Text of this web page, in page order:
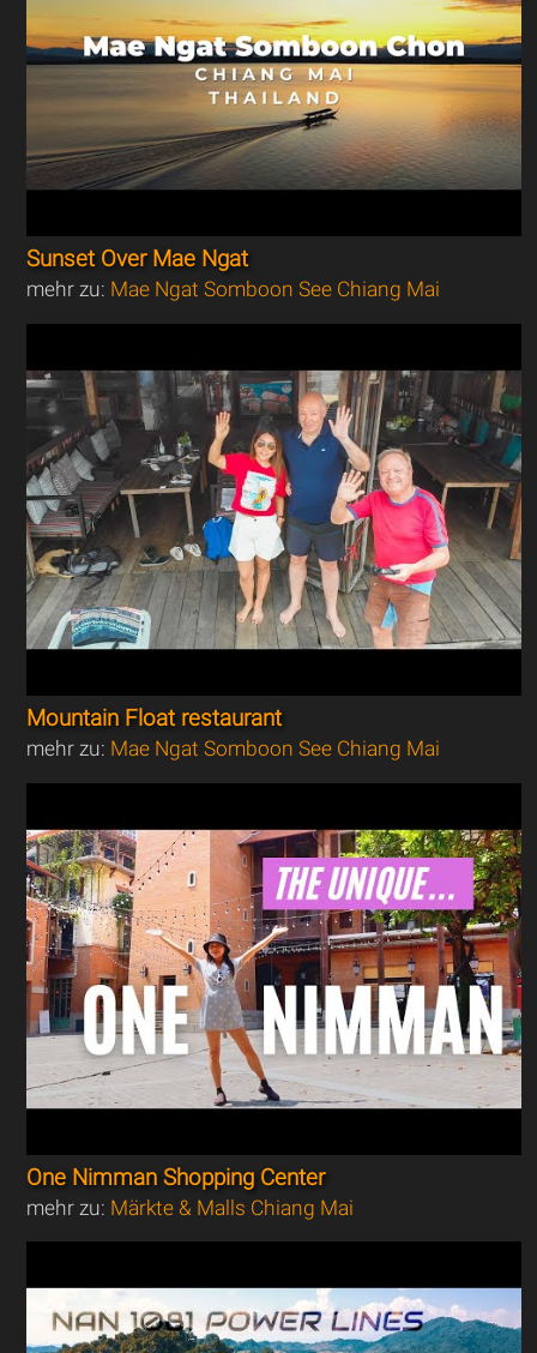
Sunset Over Mae Ngat
mehr zu: Mae Ngat Somboon See Chiang Mai
Mountain Float restaurant
mehr zu: Mae Ngat Somboon See Chiang Mai
One Nimman Shopping Center
mehr zu: Märkte & Malls Chiang Mai